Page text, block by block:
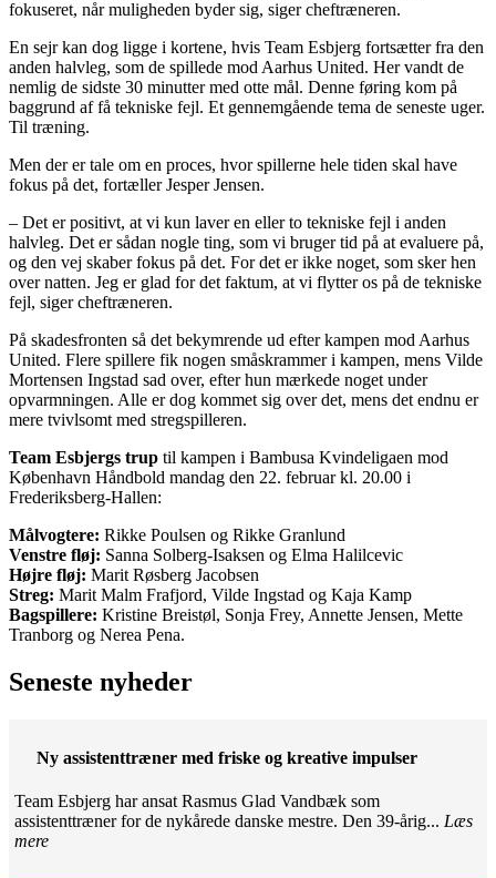
fokuseret, når muligheden byder sig, siger cheftræneren.
En sejr kan dog ligge i kortene, hvis Team Esbjerg fortsætter fra den
anden halvleg, som de spillede mod Aarhus United. Her vandt de
nemlig de sidste 30 minutter med otte mål. Denne føring kom på
baggrund af få tekniske fejl. Et gennemgående tema de seneste uger.
Til træning.
Men der er tale om en proces, hvor spillerne hele tiden skal have
fokus på det, fortæller Jesper Jensen.
– Det er positivt, at vi kun laver en eller to tekniske fejl i anden
halvleg. Det er sådan nogle ting, som vi bruger tid på at evaluere på,
og den vej skaber fokus på det. For det er ikke noget, som sker hen
over natten. Jeg er glad for det faktum, at vi flytter os på de tekniske
fejl, siger cheftræneren.
På skadesfronten så det bekymrende ud efter kampen mod Aarhus
United. Flere spillere fik nogen småskrammer i kampen, mens Vilde
Mortensen Ingstad sad over, efter hun mærkede noget under
opvarmningen. Alle er dog kommet sig over det, mens det endnu er
mere tvivlsomt med stregspilleren.
Team Esbjergs trup til kampen i Bambusa Kvindeligaen mod
København Håndbold mandag den 22. februar kl. 20.00 i
Frederiksberg-Hallen:
Målvogtere: Rikke Poulsen og Rikke Granlund
Venstre fløj: Sanna Solberg-Isaksen og Elma Halilcevic
Højre fløj: Marit Røsberg Jacobsen
Streg: Marit Malm Frafjord, Vilde Ingstad og Kaja Kamp
Bagspillere: Kristine Breistøl, Sonja Frey, Annette Jensen, Mette
Tranborg og Nerea Pena.
Seneste nyheder
Ny assistenttræner med friske og kreative impulser
Team Esbjerg har ansat Rasmus Glad Vandbæk som
assistenttræner for de nykårede danske mestre. Den 39-årig... Læs
mere